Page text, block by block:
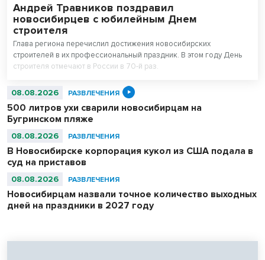
Андрей Травников поздравил
новосибирцев с юбилейным Днем
строителя
Глава региона перечислил достижения новосибирских
строителей в их профессиональный праздник. В этом году День
строителя отмечают в России в 70-й раз.
08.08.2026 РАЗВЛЕЧЕНИЯ
500 литров ухи сварили новосибирцам на
Бугринском пляже
08.08.2026 РАЗВЛЕЧЕНИЯ
В Новосибирске корпорация кукол из США подала в
суд на приставов
08.08.2026 РАЗВЛЕЧЕНИЯ
Новосибирцам назвали точное количество выходных
дней на праздники в 2027 году